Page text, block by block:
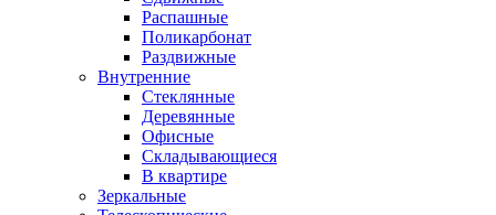
Распашные
Поликарбонат
Раздвижные
Внутренние
Стеклянные
Деревянные
Офисные
Складывающиеся
В квартире
Зеркальные